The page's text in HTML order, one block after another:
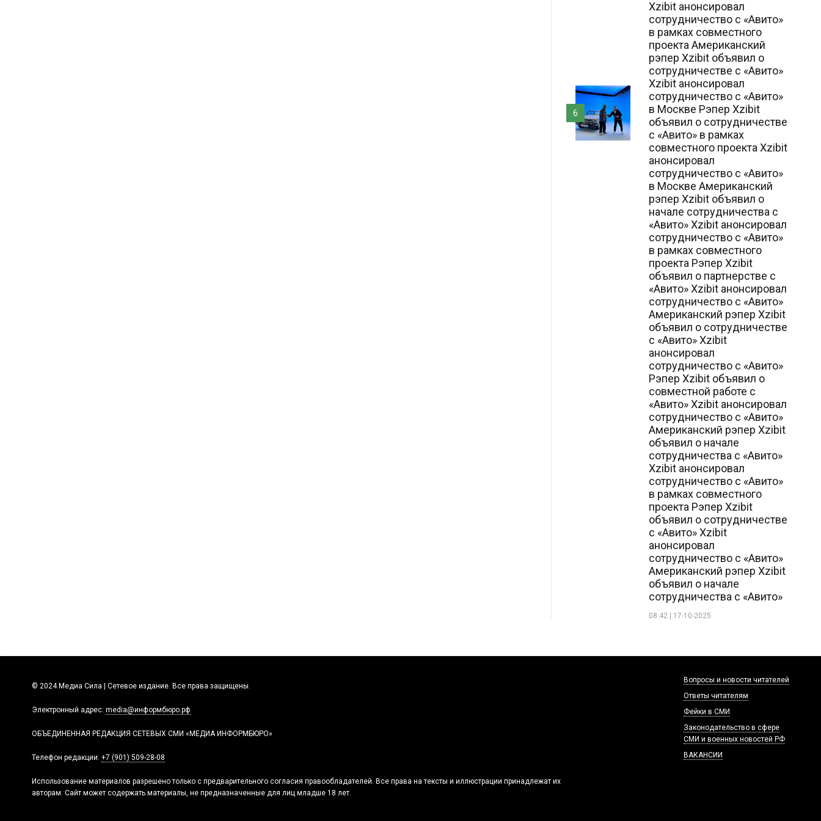
Xzibit анонсировал
сотрудничество с «Авито»
в рамках совместного
проекта Американский
рэпер Xzibit объявил о
сотрудничестве с «Авито»
Xzibit анонсировал
сотрудничество с «Авито»
в Москве Рэпер Xzibit
объявил о сотрудничестве
с «Авито» в рамках
совместного проекта Xzibit
анонсировал
сотрудничество с «Авито»
в Москве Американский
рэпер Xzibit объявил о
начале сотрудничества с
«Авито» Xzibit анонсировал
сотрудничество с «Авито»
в рамках совместного
проекта Рэпер Xzibit
объявил о партнерстве с
«Авито» Xzibit анонсировал
сотрудничество с «Авито»
Американский рэпер Xzibit
объявил о сотрудничестве
с «Авито» Xzibit
анонсировал
сотрудничество с «Авито»
Рэпер Xzibit объявил о
совместной работе с
«Авито» Xzibit анонсировал
сотрудничество с «Авито»
Американский рэпер Xzibit
объявил о начале
сотрудничества с «Авито»
Xzibit анонсировал
сотрудничество с «Авито»
в рамках совместного
проекта Рэпер Xzibit
объявил о сотрудничестве
с «Авито» Xzibit
анонсировал
сотрудничество с «Авито»
Американский рэпер Xzibit
объявил о начале
сотрудничества с «Авито»
08:42 | 17-10-2025
6
© 2024 Медиа Сила | Сетевое издание. Все права защищены.
Электронный адрес: media@информбюро.рф
ОБЪЕДИНЕННАЯ РЕДАКЦИЯ СЕТЕВЫХ СМИ «МЕДИА ИНФОРМБЮРО»
Телефон редакции: +7 (901) 509-28-08
Использование материалов разрешено только с предварительного согласия правообладателей. Все права на тексты и иллюстрации принадлежат их
авторам. Сайт может содержать материалы, не предназначенные для лиц младше 18 лет.
Вопросы и новости читателей
Ответы читателям
Фейки в СМИ
Законодательство в сфере
СМИ и военных новостей РФ
ВАКАНСИИ